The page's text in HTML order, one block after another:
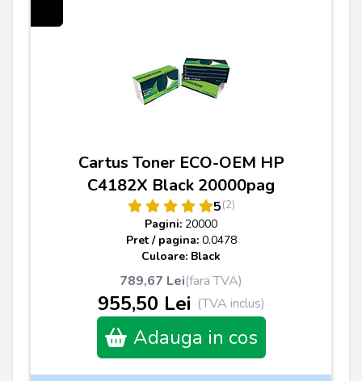
Cartus Toner ECO-OEM HP
C4182X Black 20000pag
5(2)
Pagini: 20000
Pret / pagina: 0.0478
Culoare: Black
789,67 Lei(fara TVA)
955,50 Lei (TVA inclus)
Adauga in cos